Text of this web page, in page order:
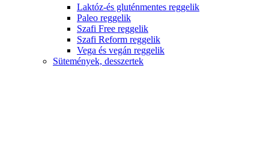
Laktóz-és gluténmentes reggelik
Paleo reggelik
Szafi Free reggelik
Szafi Reform reggelik
Vega és vegán reggelik
Sütemények, desszertek